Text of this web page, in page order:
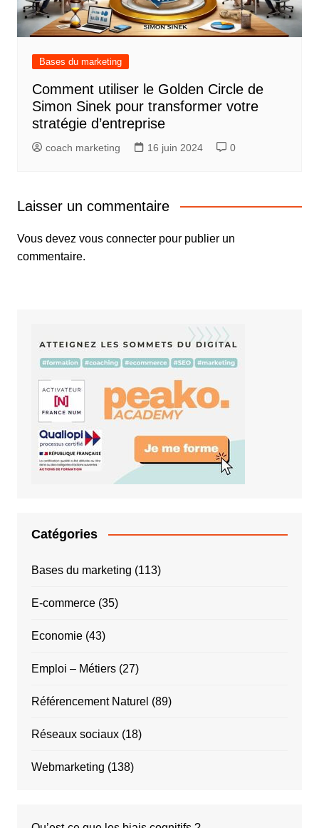
Bases du marketing
Comment utiliser le Golden Circle de
Simon Sinek pour transformer votre
stratégie d’entreprise
coach marketing 16 juin 2024 0
Laisser un commentaire
Vous devez vous connecterpour publier un
commentaire.
Catégories
Bases du marketing (113)
E-commerce(35)
Economie(43)
Emploi – Métiers(27)
Référencement Naturel (89)
Réseaux sociaux(18)
Webmarketing (138)